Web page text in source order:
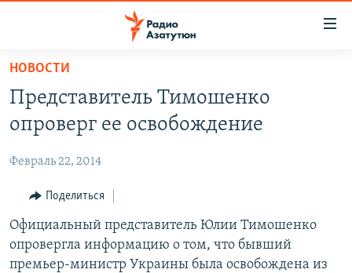
Перейти
основному
содержанию
Перейти
навигации
Перейти
поиску
НОВОСТИ
ПОЛИТИКА
ОБЩЕСТВО
ЭКОНОМИКА
РЕГИОН
НАГОРНЫЙ КАРАБАХ
НОВОСТИ
Представитель Тимошенко
опроверг ее освобождение
Февраль 22, 2014
Поделиться
Официальный представитель Юлии Тимошенко
опровергла информацию о том, что бывший
премьер-министр Украины была освобождена из